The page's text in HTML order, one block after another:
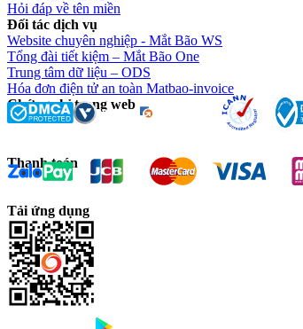
Hỏi đáp về tên miền
Đối tác dịch vụ
Website chuyên nghiệp - Mắt Bão WS
Tổng đài tiết kiệm – Mắt Bão One
Trung tâm dữ liệu – ODS
Hóa đơn điện tử an toàn Matbao-invoice
Chứng chỉ trang web
Thanh toán
Tải ứng dụng